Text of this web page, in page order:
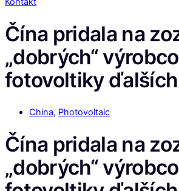
Čína pridala na
„dobrých“
fotovoltiky
China, Photovoltaic
Čína pridala na
„dobrých“